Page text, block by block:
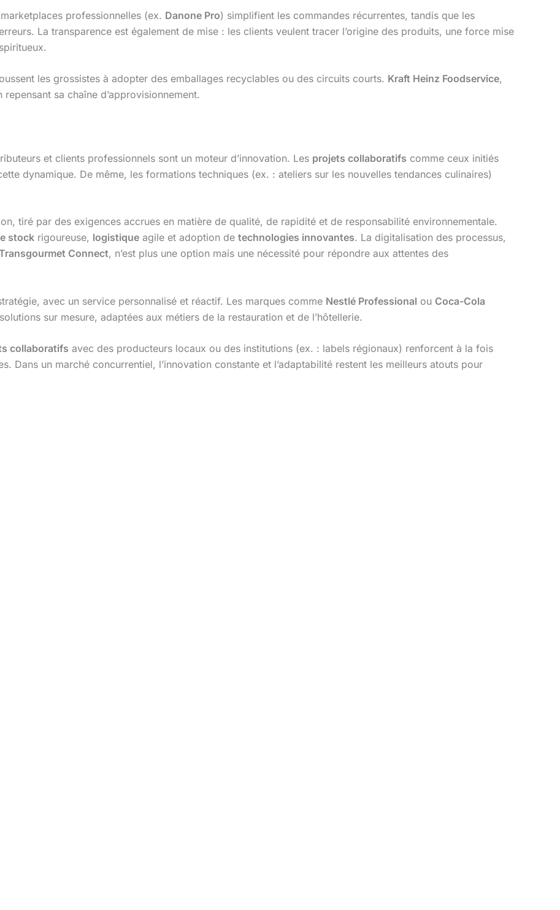
professionnelles (ex. Danone Pro) simplifient les commandes récurrentes, tandis que les
La transparence est également de mise : les clients veulent tracer l’origine des produits, une force mise
les grossistes à adopter des emballages recyclables ou des circuits courts. Kraft Heinz Foodservice,
sa chaîne d’approvisionnement.
et clients professionnels sont un moteur d’innovation. Les projets collaboratifs comme ceux initiés
dynamique. De même, les formations techniques (ex. : ateliers sur les nouvelles tendances culinaires)
tiré par des exigences accrues en matière de qualité, de rapidité et de responsabilité environnementale.
stock rigoureuse, logistique agile et adoption de technologies innovantes. La digitalisation des processus,
Connect, n’est plus une option mais une nécessité pour répondre aux attentes des
avec un service personnalisé et réactif. Les marques comme Nestlé Professional ou Coca-Cola
sur mesure, adaptées aux métiers de la restauration et de l’hôtellerie.
collaboratifs avec des producteurs locaux ou des institutions (ex. : labels régionaux) renforcent à la fois
Dans un marché concurrentiel, l’innovation constante et l’adaptabilité restent les meilleurs atouts pour